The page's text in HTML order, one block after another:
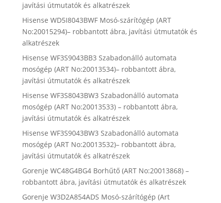
javítási útmutatók és alkatrészek
Hisense WD5I8043BWF Mosó-szárítógép (ART
No:20015294)– robbantott ábra, javítási útmutatók és
alkatrészek
Hisense WF3S9043BB3 Szabadonálló automata
mosógép (ART No:20013534)– robbantott ábra,
javítási útmutatók és alkatrészek
Hisense WF3S8043BW3 Szabadonálló automata
mosógép (ART No:20013533) – robbantott ábra,
javítási útmutatók és alkatrészek
Hisense WF3S9043BW3 Szabadonálló automata
mosógép (ART No:20013532)– robbantott ábra,
javítási útmutatók és alkatrészek
Gorenje WC48G4BG4 Borhűtő (ART No:20013868) –
robbantott ábra, javítási útmutatók és alkatrészek
Gorenje W3D2A854ADS Mosó-szárítógép (Art